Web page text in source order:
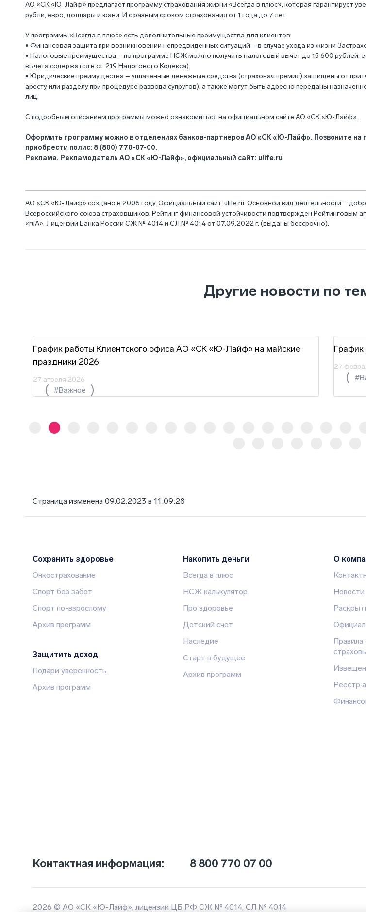
АО «СК «Ю-Лайф» предлагает программу страхования жизни «Всегда в плюс», которая гарантирует
рубли, евро, доллары и юани. И с разным сроком страхования от 1 года до 7 лет.
У программы «Всегда в плюс» есть дополнительные преимущества для клиентов:
• Финансовая защита при возникновении непредвиденных ситуаций – в случае ухода из жизни
• Налоговые преимущества – по программе НСЖ можно получить налоговый вычет до 15 600 рублей,
вычета содержатся в ст. 219 Налогового Кодекса).
• Юридические преимущества – уплаченные денежные средства (страховая премия) защищены от
аресту или разделу при процедуре развода супругов), а также могут быть адресно переданы
лиц.
С подробным описанием программы можно ознакомиться на официальном сайте АО «СК «Ю-Лайф».
Оформить программу можно в отделениях банков-партнеров АО «СК «Ю-Лайф». Позвоните на
приобрести полис: 8 (800) 770-07-00.
Реклама. Рекламодатель АО «СК «Ю-Лайф», официальный сайт: ulife.ru
АО «СК «Ю-Лайф» создано в 2006 году. Официальный сайт: ulife.ru. Основной вид деятельности ─
Всероссийского союза страховщиков. Рейтинг финансовой устойчивости подтвержден Рейтинговым
«ruА». Лицензии Банка России СЖ № 4014 и СЛ № 4014 от 07.09.2022 г. (выданы бессрочно).
Другие новости по
График работы Клиентского офиса АО «СК «Ю-Лайф» на майские
праздники 2026
27 апреля 2026
#Важное
27
Страница изменена 09.02.2023 в 11:09:28
Сохранить здоровье
Онкострахование
Спорт без забот
Спорт по-взрослому
Архив программ
Защитить доход
Подари уверенность
Архив программ
Накопить деньги
Всегда в плюс
НСЖ калькулятор
Про здоровье
Детский счет
Наследие
Старт в будущее
Архив программ
О
Новости
Правила
Реестр
Контактная информация: 8 800 770 07 00
2026 © АО «СК «Ю-Лайф», лицензии ЦБ РФ СЖ № 4014, СЛ № 4014